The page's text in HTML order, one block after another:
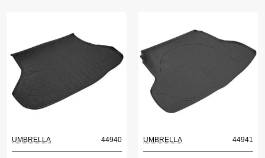
UMBRELLA 44940 UMBRELLA 44941